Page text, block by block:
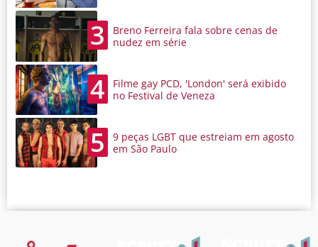
3
Breno Ferreira fala sobre cenas de
nudez em série
4
Filme gay PCD, 'London' será exibido
no Festival de Veneza
5
9 peças LGBT que estreiam em agosto
em São Paulo